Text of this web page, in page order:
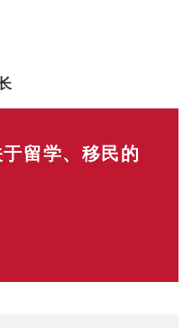
留学、移民的